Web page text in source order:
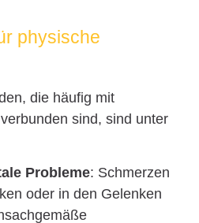
physische
die häufig mit
sind, sind unter
Probleme: Schmerzen
oder in den Gelenken